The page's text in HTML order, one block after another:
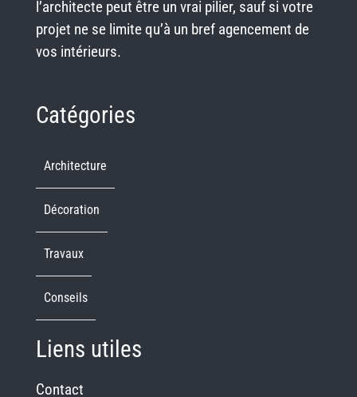
l’architecte peut être un vrai pilier, sauf si votre
projet ne se limite qu’à un bref agencement de
vos intérieurs.
Catégories
Architecture
Décoration
Travaux
Conseils
Liens utiles
Contact